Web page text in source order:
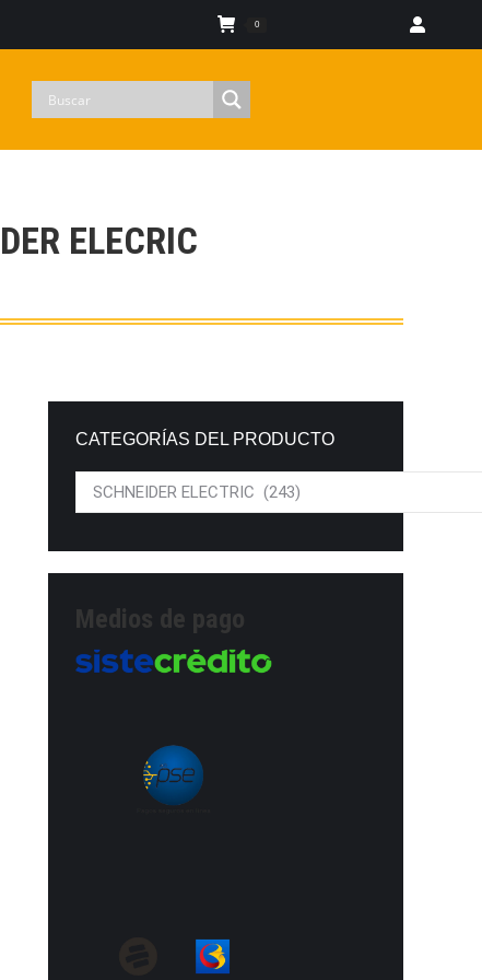
0
ELECRIC
CATEGORÍAS DEL PRODUCTO
Medios de pago